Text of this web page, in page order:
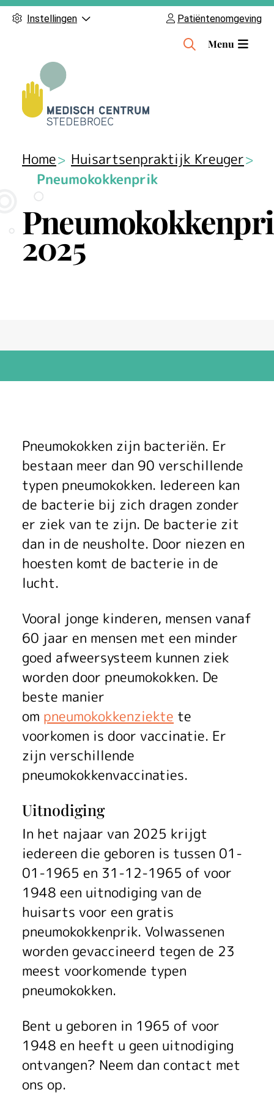
Instellingen Patiëntenomgeving
H
n
u
Menu
Home
Huisartsenpraktijk Kreuger
Pneumokokkenprik
2025
P
n
e
u
m
o
k
o
k
k
e
n
p
r
i
k
2
0
2
5
Pneumokokken zijn bacteriën. Er
bestaan meer dan 90 verschillende
typen pneumokokken. Iedereen kan
de bacterie bij zich dragen zonder
er ziek van te zijn. De bacterie zit
dan in de neusholte. Door niezen en
hoesten komt de bacterie in de
lucht.
Vooral jonge kinderen, mensen vanaf
60 jaar en mensen met een minder
goed afweersysteem kunnen ziek
worden door pneumokokken. De
beste manier
om pneumokokkenziekte te
voorkomen is door vaccinatie. Er
zijn verschillende
pneumokokkenvaccinaties.
Uitnodiging
In het najaar van 2025 krijgt
iedereen die geboren is tussen 01-
01-1965 en 31-12-1965 of voor
1948 een uitnodiging van de
huisarts voor een gratis
pneumokokkenprik. Volwassenen
worden gevaccineerd tegen de 23
meest voorkomende typen
pneumokokken.
Bent u geboren in 1965 of voor
1948 en heeft u geen uitnodiging
ontvangen? Neem dan contact met
ons op.